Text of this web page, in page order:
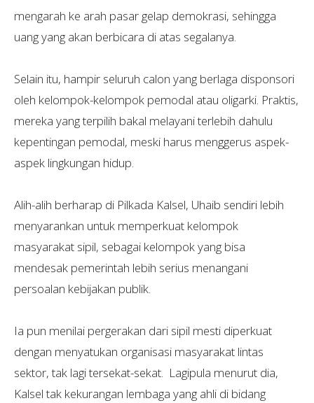
mengarah ke arah pasar gelap demokrasi, sehingga
uang yang akan berbicara di atas segalanya.
Selain itu, hampir seluruh calon yang berlaga disponsori
oleh kelompok-kelompok pemodal atau oligarki. Praktis,
mereka yang terpilih bakal melayani terlebih dahulu
kepentingan pemodal, meski harus menggerus aspek-
aspek lingkungan hidup.
Alih-alih berharap di Pilkada Kalsel, Uhaib sendiri lebih
menyarankan untuk memperkuat kelompok
masyarakat sipil, sebagai kelompok yang bisa
mendesak pemerintah lebih serius menangani
persoalan kebijakan publik.
Ia pun menilai pergerakan dari sipil mesti diperkuat
dengan menyatukan organisasi masyarakat lintas
sektor, tak lagi tersekat-sekat. Lagipula menurut dia,
Kalsel tak kekurangan lembaga yang ahli di bidang